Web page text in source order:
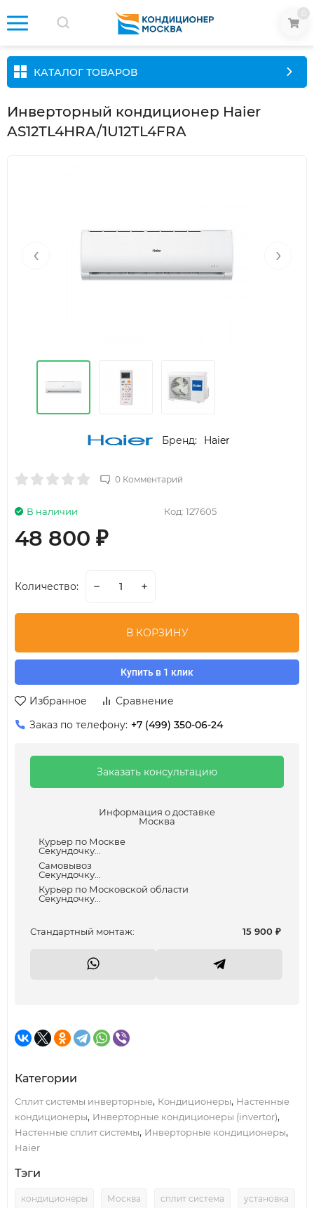
КАТАЛОГ ТОВАРОВ
Инверторный кондиционер Haier
AS12TL4HRA/1U12TL4FRA
‹ ›
Бренд: Haier
0 Комментарий
Код: 127605
В наличии
48 800 ₽
Количество:
В КОРЗИНУ
Купить в 1 клик
Избранное
Сравнение
Заказ по телефону: +7 (499) 350-06-24
Заказать консультацию
Информация о доставке
Москва
Курьер по Москве
Секундочку...
Самовывоз
Секундочку...
Курьер по Московской области
Секундочку...
Cтандартный монтаж: 15 900 ₽
Категории
Сплит системы инверторные, Кондиционеры, Настенные
кондиционеры, Инверторные кондиционеры (invertor),
Настенные сплит системы, Инверторные кондиционеры,
Haier
Тэги
кондиционеры Москва сплит система установка